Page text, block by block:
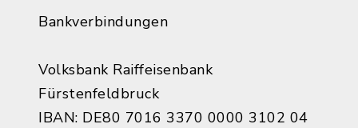
Bankverbindungen
Volksbank Raiffeisenbank
Fürstenfeldbruck
IBAN: DE80 7016 3370 0000 3102 04